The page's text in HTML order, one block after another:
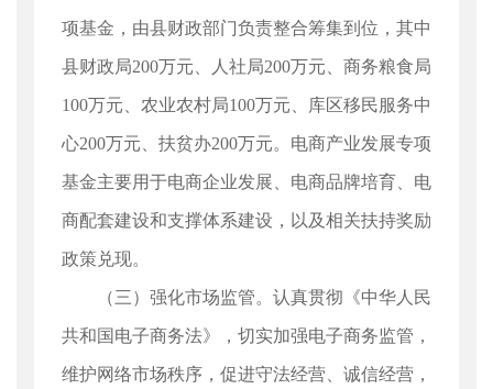
项基金，由县财政部门负责整合筹集到位，其中
县财政局200万元、人社局200万元、商务粮食局
100万元、农业农村局100万元、库区移民服务中
心200万元、扶贫办200万元。电商产业发展专项
基金主要用于电商企业发展、电商品牌培育、电
商配套建设和支撑体系建设，以及相关扶持奖励
政策兑现。
（三）强化市场监管。认真贯彻《中华人民
共和国电子商务法》，切实加强电子商务监管，
维护网络市场秩序，促进守法经营、诚信经营，